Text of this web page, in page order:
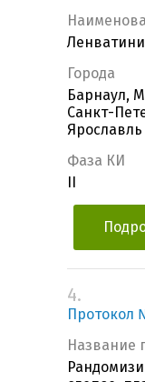
Города
Барнаул,
Санкт-
Ярославль
Фаза КИ
4.
Протокол
Название